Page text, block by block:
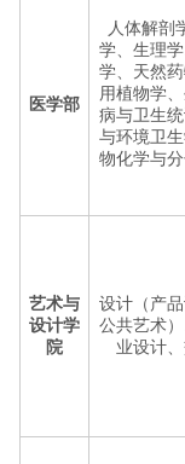
医学部
人体解剖
学、生理
学、天然
用植物学
病与卫生
与环境卫
物化学与
艺术与
设计学
院
设计（产
公共艺术
业设计